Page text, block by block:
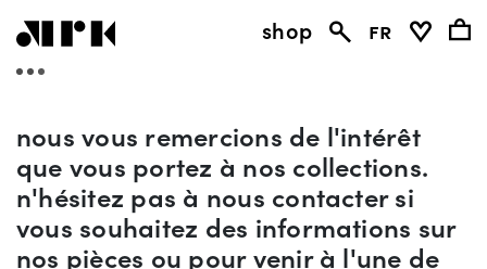
shop fr
nous vous remercions de l'intérêt
que vous portez à nos collections.
n'hésitez pas à nous contacter si
vous souhaitez des informations sur
nos pièces ou pour venir à l'une de